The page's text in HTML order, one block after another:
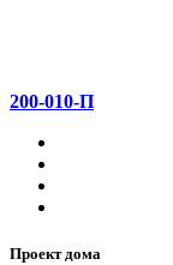
200-010-П
Проект дома